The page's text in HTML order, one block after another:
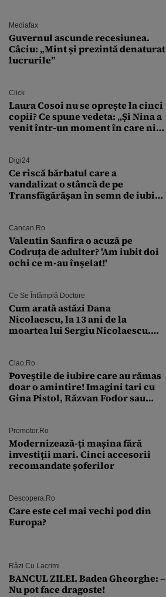
Mediafax
Guvernul ascunde recesiunea.
Câciu: „Mint și prezintă denaturat
lucrurile”
Click
Laura Cosoi nu se oprește la cinci
copii? Ce spune vedeta: „Și Nina a
venit într-un moment în care nici
Digi24
Ce riscă bărbatul care a
vandalizat o stâncă de pe
Transfăgărășan în semn de iubire
Cancan.ro
Valentin Sanfira o acuză pe
Codruța de adulter? 'Am iubit doi
ochi ce m-au înșelat!'
Ce Se Întâmplă Doctore
Cum arată astăzi Dana
Nicolaescu, la 13 ani de la
moartea lui Sergiu Nicolaescu.
Ciao.ro
Poveştile de iubire care au rămas
doar o amintire! Imagini tari cu
Gina Pistol, Răzvan Fodor sau
Promotor.ro
Modernizează-ți mașina fără
investiții mari. Cinci accesorii
recomandate șoferilor
Descopera.ro
Care este cel mai vechi pod din
Europa?
Râzi Cu Lacrimi
BANCUL ZILEI. Badea Gheorghe: –
Nu pot face dragoste!